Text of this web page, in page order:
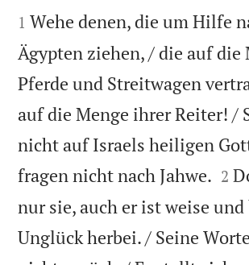


1 Wehe denen, die um Hilfe
Ägypten ziehen, / die auf die
Pferde und Streitwagen
auf die Menge ihrer Reiter! /
nicht auf Israels heiligen
fragen nicht nach Jahwe. 

2
nur sie, auch er ist weise
Unglück herbei. / Seine